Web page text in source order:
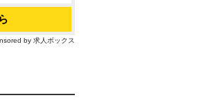
by 求人ボックス